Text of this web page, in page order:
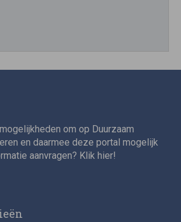
Investing
om op Duurzaam
en daarmee deze portal mogelijk
aanvragen? Klik hier!